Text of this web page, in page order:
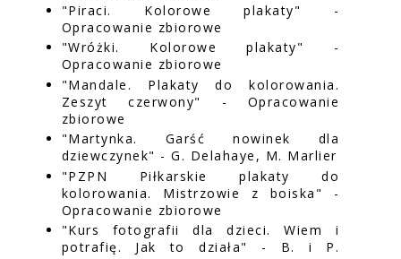
"Piraci. Kolorowe plakaty" -
Opracowanie zbiorowe
"Wróżki. Kolorowe plakaty" -
Opracowanie zbiorowe
"Mandale. Plakaty do kolorowania.
Zeszyt czerwony" - Opracowanie
zbiorowe
"Martynka. Garść nowinek dla
dziewczynek" - G. Delahaye, M. Marlier
"PZPN Piłkarskie plakaty do
kolorowania. Mistrzowie z boiska" -
Opracowanie zbiorowe
"Kurs fotografii dla dzieci. Wiem i
potrafię. Jak to działa" - B. i P.